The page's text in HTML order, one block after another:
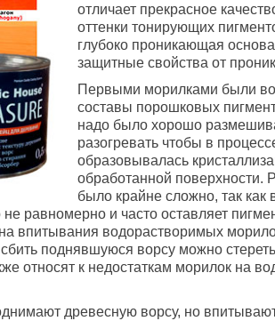
отличает прекрасное
оттенки тонирующих
глубоко проникающая
защитные свойства от
Первыми морилками были
составы порошковых
надо было хорошо
разогревать чтобы в
образовывалась
обработанной поверхности.
было крайне сложно, так как
равномерно и часто оставляет
впитывания водорастворимых
поднявшуюся ворсу можно
относят к недостаткам морилок на
древесную ворсу, но